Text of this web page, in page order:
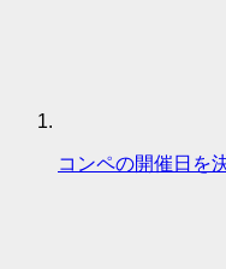
コンペの開催日を